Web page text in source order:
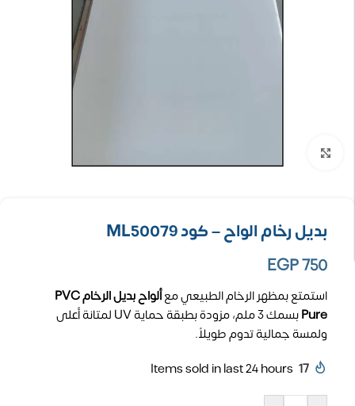
بديل رخام الواح – كود ML50079
EGP750
استمتع بمظهر الرخام الطبيعي مع
ألواح بديل الرخام PVC
Pure
بسمك 3 ملم، مزودة بطبقة حماية UV لمتانة أعلى
ولمسة جمالية تدوم طويلاً.
17
Items sold in last 24 hours